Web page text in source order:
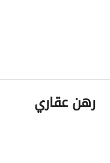
رهن عقاري